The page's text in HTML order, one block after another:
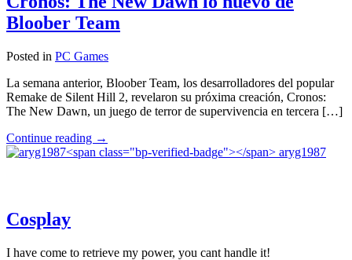
con
estética
de
llegará
en
2025"
Bloober Team
Posted in PC Games
La semana anterior, Bloober Team, los desarrolladores del popular
Remake de Silent Hill 2, revelaron su próxima creación, Cronos:
The New Dawn, un juego de terror de supervivencia en tercera […]
Continue reading "Cronos:
The
Team"
→
aryg1987
Cosplay
I have come to retrieve my power, you cant handle it!